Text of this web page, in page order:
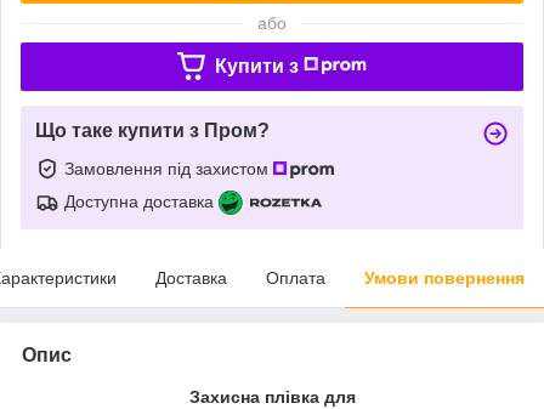
або
Купити з
Що таке купити з Пром?
Замовлення під захистом
Доступна доставка
Доставка Оплата Умови повернення
Опис
Захисна плівка для